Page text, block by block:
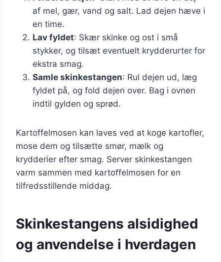
af mel, gær, vand og salt. Lad dejen hæve i
en time.
Lav fyldet: Skær skinke og ost i små
stykker, og tilsæt eventuelt krydderurter for
ekstra smag.
Samle skinkestangen: Rul dejen ud, læg
fyldet på, og fold dejen over. Bag i ovnen
indtil gylden og sprød.
Kartoffelmosen kan laves ved at koge kartofler,
mose dem og tilsætte smør, mælk og
krydderier efter smag. Server skinkestangen
varm sammen med kartoffelmosen for en
tilfredsstillende middag.
Skinkestangens alsidighed
og anvendelse i hverdagen